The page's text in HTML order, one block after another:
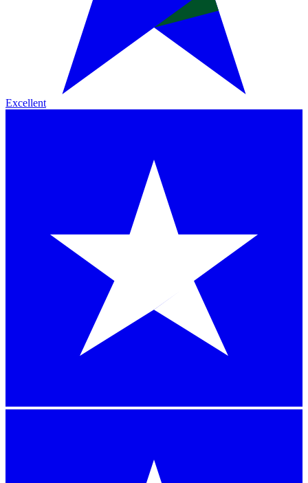
Excellent